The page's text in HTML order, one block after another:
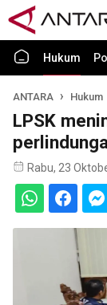
Hukum
ANTARA Hukum
LPSK
Rabu, 23